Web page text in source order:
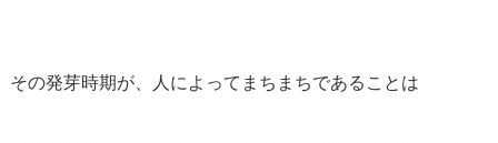
その発芽時期が、人によってまちまちであることは